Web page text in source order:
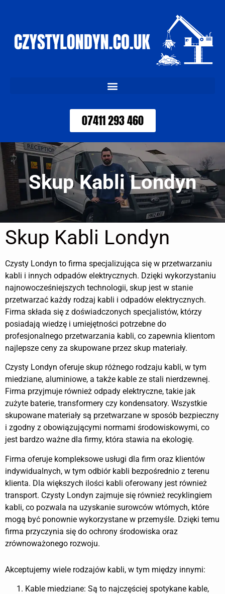
07411 293 460
Skup Kabli Londyn
Skup Kabli Londyn
Czysty Londyn to firma specjalizująca się w przetwarzaniu
kabli i innych odpadów elektrycznych. Dzięki wykorzystaniu
najnowocześniejszych technologii, skup jest w stanie
przetwarzać każdy rodzaj kabli i odpadów elektrycznych.
Firma składa się z doświadczonych specjalistów, którzy
posiadają wiedzę i umiejętności potrzebne do
profesjonalnego przetwarzania kabli, co zapewnia klientom
najlepsze ceny za skupowane przez skup materiały.
Czysty Londyn oferuje skup różnego rodzaju kabli, w tym
miedziane, aluminiowe, a także kable ze stali nierdzewnej.
Firma przyjmuje również odpady elektryczne, takie jak
zużyte baterie, transformery czy kondensatory. Wszystkie
skupowane materiały są przetwarzane w sposób bezpieczny
i zgodny z obowiązującymi normami środowiskowymi, co
jest bardzo ważne dla firmy, która stawia na ekologię.
Firma oferuje kompleksowe usługi dla firm oraz klientów
indywidualnych, w tym odbiór kabli bezpośrednio z terenu
klienta. Dla większych ilości kabli oferowany jest również
transport. Czysty Londyn zajmuje się również recyklingiem
kabli, co pozwala na uzyskanie surowców wtórnych, które
mogą być ponownie wykorzystane w przemyśle. Dzięki temu
firma przyczynia się do ochrony środowiska oraz
zrównoważonego rozwoju.
Akceptujemy wiele rodzajów kabli, w tym między innymi:
Kable miedziane: Są to najczęściej spotykane kable,